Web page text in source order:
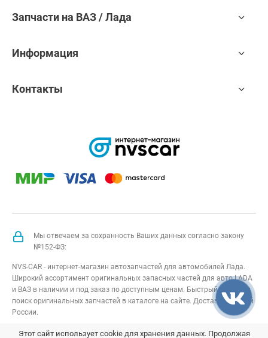
Запчасти на ВАЗ / Лада
Информация
Контакты
Мы отвечаем за сохранность Ваших данных согласно закону
№152-ФЗ:
NVS-CAR - интернет-магазин автозапчастей для автомобилей Лада.
Широкий ассортимент оригинальных запасных частей для авто LADA
и ВАЗ в наличии и под заказ по доступным ценам. Быстрый подбор и
поиск оригинальных запчастей в каталоге на сайте. Доставка по всей
России.
NVS-CAR© 2014 –2026Все права защищеныкарта сайта;
Этот сайт использует cookie для хранения данных. Продолжая